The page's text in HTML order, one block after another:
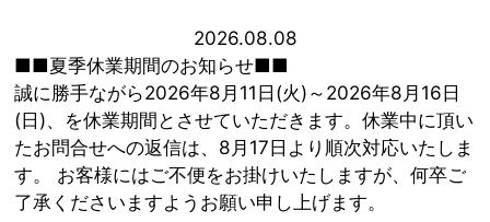
2026.08.08
■■夏季休業期間のお知らせ■■
誠に勝手ながら2026年8月11日(火)～2026年8月16日
(日)、を休業期間とさせていただきます。休業中に頂い
たお問合せへの返信は、8月17日より順次対応いたしま
す。 お客様にはご不便をお掛けいたしますが、何卒ご
了承くださいますようお願い申し上げます。